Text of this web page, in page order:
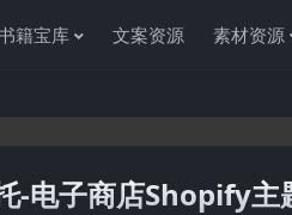
籍宝库 文案资源 素材资源
-电子商店Shopify主